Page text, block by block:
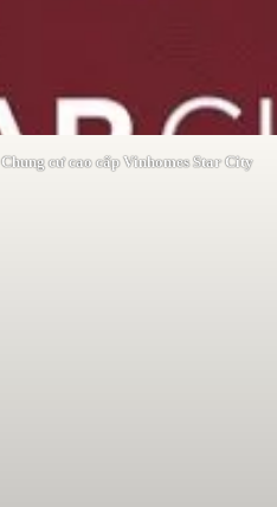
Chung cư cao cấp Vinhomes Star City